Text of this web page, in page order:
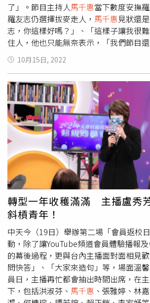
了」。節目主持人馬千惠當下數度安撫
羅友志仍選擇拔麥走人， 馬千惠見狀還
志，你這樣好嗎？」、「這樣子讓我很
住人，他也只能無奈表示，「我們節目
有他的情緒」，但
最後仍難掩失
後羅友志透過臉書發文認錯，「一走了
態度，我對下午拔麥走人，向《大新聞
單位道歉」，但他也指出「冰凍三尺，
力三月餘，相信從製作人到主持人多次
吧？一直期望節目能擴大影響圈，用議
水謾罵的嘴巴，展現影響力」、「累了吧
殺、八卦、性侵新聞，媒體工作24年，還
述環境打滾，真的累了。」他也謝謝製
會，未來將休息一陣子不參與錄影，單純
廣播發聲，做自己想做的議題、說自己想
命，不必再取悅誰，做自己最快樂。」
「我是你的粉~不過，我覺得如果做得不
去上節目，或是自己開一個節目，而不
作」、「做自己不代表你可以傷害別人」
電視台敢說真話了，還不能討論嗎？這樣
人難堪。」羅友志，畢業於國立政治大
2014年參加中國國民黨新北市議員第7
歌區、土城區、三峽區）黨內初選，最
而以無黨籍參選，最終以3695票落敗。
10月15日, 2022
轉型一年收穫滿滿 主播盧秀
斜槓青年！
中天今（19日）舉辦第二場「會員返校
動，除了讓YouTube頻道會員體驗播報
的幕後過程，更與台內主播面對面相見
問快答」、「大家來造句」等，場面溫
員日，主播再忙都會抽出時間出席，在
下，包括洪淑芬、 馬千惠 、張雅婷、林